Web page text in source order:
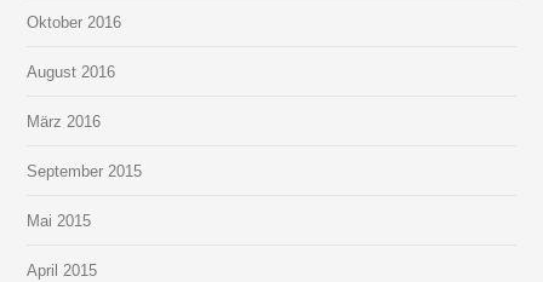
Oktober 2016
August 2016
März 2016
September 2015
Mai 2015
April 2015